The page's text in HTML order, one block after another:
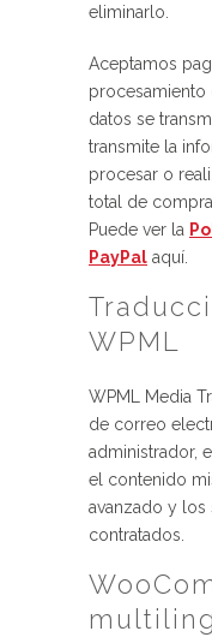
eliminarlo.
Aceptamos
procesamiento
datos se
transmite la
procesar o
total de
Puede ver la
PayPal aquí.
WPML
WPML Media
de correo
administrador,
el contenido
avanzado y los
contratados.